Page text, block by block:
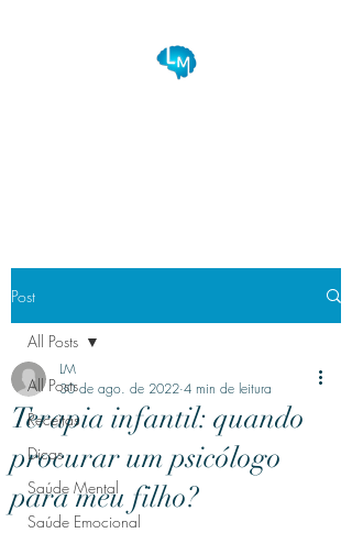
Post
All Posts
Receitas
Dicas
Saúde Mental
Saúde Emocional
All Posts
Terapia infantil: quando
procurar um psicólogo
para meu filho?
LM
30 de ago. de 2022 4 min de leitura